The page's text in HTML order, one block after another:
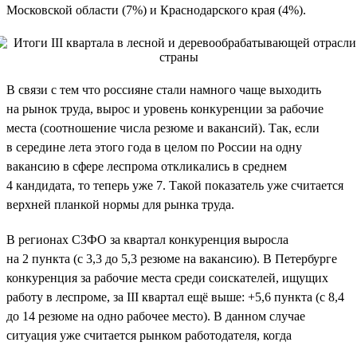
Московской области (7%) и Краснодарского края (4%).
В связи с тем что россияне стали намного чаще выходить
на рынок труда, вырос и уровень конкуренции за рабочие
места (соотношение числа резюме и вакансий). Так, если
в середине лета этого года в целом по России на одну
вакансию в сфере леспрома откликались в среднем
4 кандидата, то теперь уже 7. Такой показатель уже считается
верхней планкой нормы для рынка труда.
В регионах СЗФО за квартал конкуренция выросла
на 2 пункта (с 3,3 до 5,3 резюме на вакансию). В Петербурге
конкуренция за рабочие места среди соискателей, ищущих
работу в леспроме, за III квартал ещё выше: +5,6 пункта (с 8,4
до 14 резюме на одно рабочее место). В данном случае
ситуация уже считается рынком работодателя, когда